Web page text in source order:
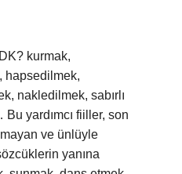
kurmak,
hapsedilmek,
nakledilmek, sabırlı
yardımcı fiiller, son
ve ünlüyle
yanına